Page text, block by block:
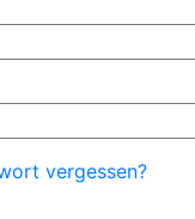
vergessen?